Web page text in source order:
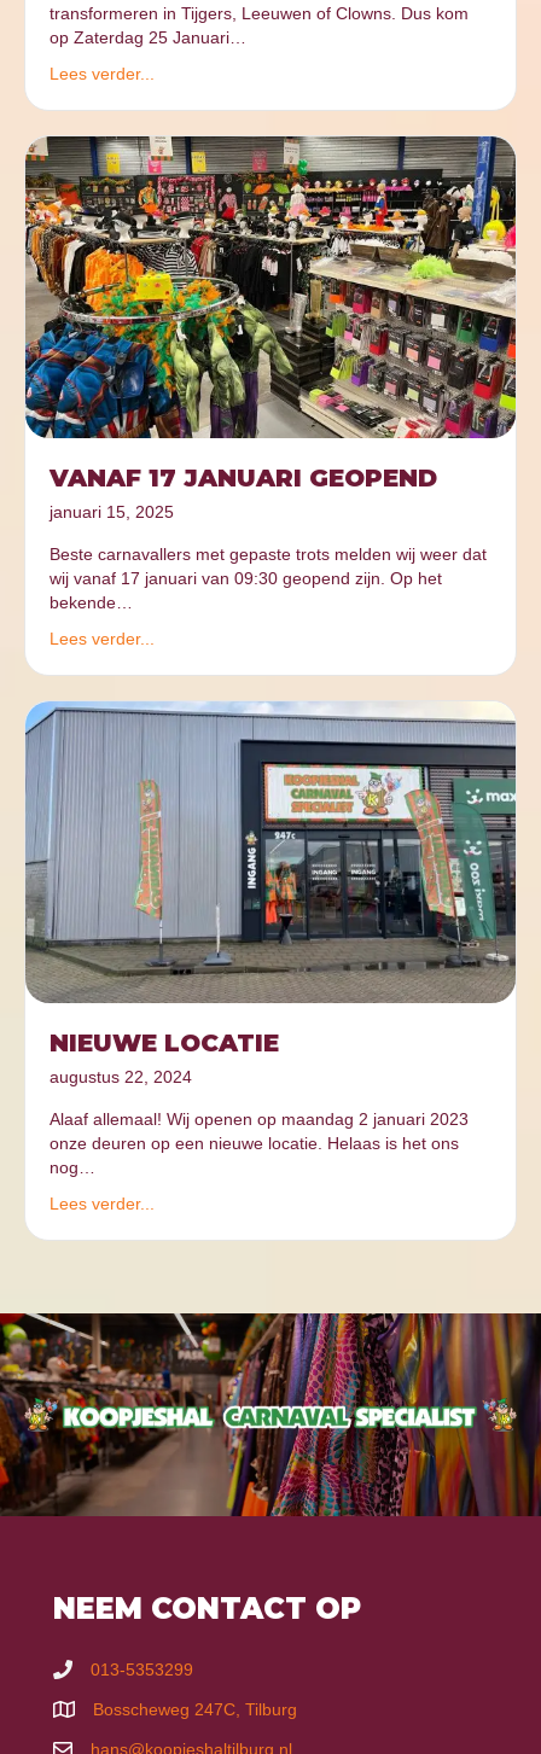
transformeren in Tijgers, Leeuwen of Clowns. Dus kom
op Zaterdag 25 Januari…
Lees verder...
VANAF 17 JANUARI GEOPEND
januari 15, 2025
Beste carnavallers met gepaste trots melden wij weer dat
wij vanaf 17 januari van 09:30 geopend zijn. Op het
bekende…
Lees verder...
NIEUWE LOCATIE
augustus 22, 2024
Alaaf allemaal! Wij openen op maandag 2 januari 2023
onze deuren op een nieuwe locatie. Helaas is het ons
nog…
Lees verder...
NEEM CONTACT OP
013-5353299
Bosscheweg 247C, Tilburg
hans@koopjeshaltilburg.nl